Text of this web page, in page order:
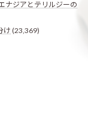
ナジアとテリルジーの
け (23,369)